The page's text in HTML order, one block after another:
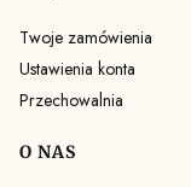
Twoje zamówienia
Ustawienia konta
Przechowalnia
O NAS